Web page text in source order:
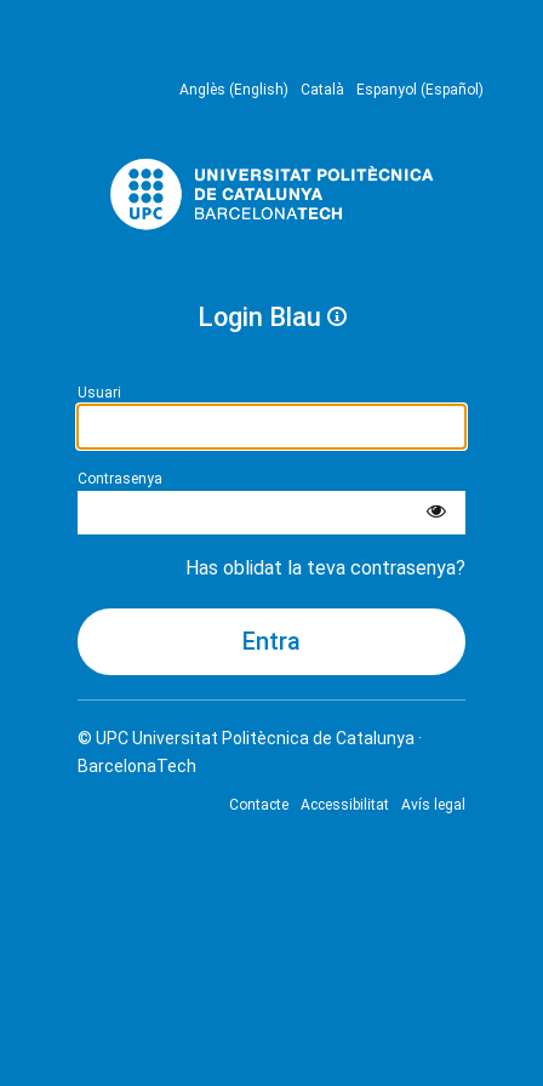
Anglès (English) Català Espanyol (Español)
Login Blau
Usuari
Contrasenya
Has oblidat la teva contrasenya?
© UPCUniversitat Politècnica de Catalunya ·
BarcelonaTech
Contacte Accessibilitat Avís legal